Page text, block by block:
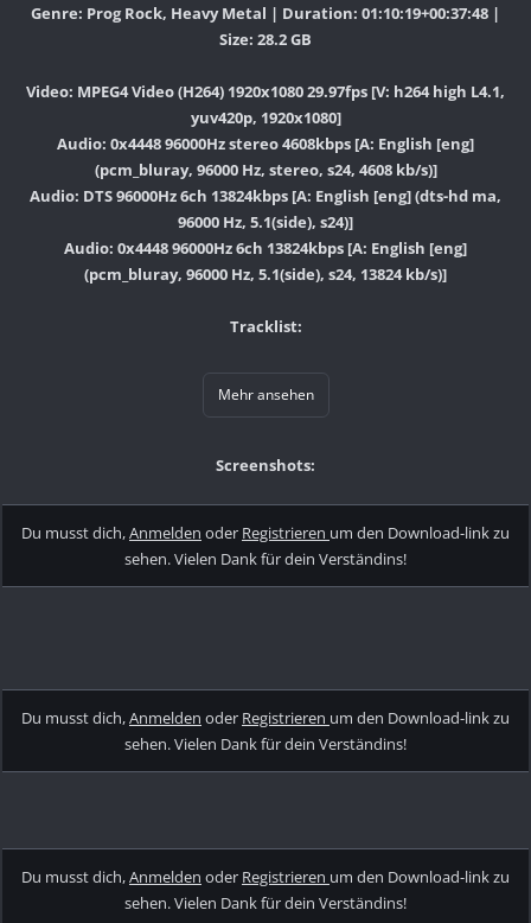
Genre: Prog Rock, Heavy Metal | Duration: 01:10:19+00:37:48 |
Size: 28.2 GB
Video: MPEG4 Video (H264) 1920x1080 29.97fps [V: h264 high L4.1,
yuv420p, 1920x1080]
Audio: 0x4448 96000Hz stereo 4608kbps [A: English [eng]
(pcm_bluray, 96000 Hz, stereo, s24, 4608 kb/s)]
Audio: DTS 96000Hz 6ch 13824kbps [A: English [eng] (dts-hd ma,
96000 Hz, 5.1(side), s24)]
Audio: 0x4448 96000Hz 6ch 13824kbps [A: English [eng]
(pcm_bluray, 96000 Hz, 5.1(side), s24, 13824 kb/s)]
Tracklist:
Mehr ansehen
Screenshots:
Du musst dich,Anmelden oder Registrieren um den Download-link zu
sehen. Vielen Dank für dein Verständins!
Du musst dich,Anmelden oder Registrieren um den Download-link zu
sehen. Vielen Dank für dein Verständins!
Du musst dich,Anmelden oder Registrieren um den Download-link zu
sehen. Vielen Dank für dein Verständins!